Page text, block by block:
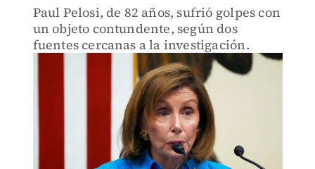
Paul Pelosi, de 82 años, sufrió golpes con
un objeto contundente, según dos
fuentes cercanas a la investigación.